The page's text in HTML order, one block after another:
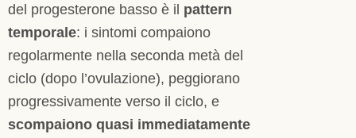
del progesterone basso è il pattern
temporale: i sintomi compaiono
regolarmente nella seconda metà del
ciclo (dopo l’ovulazione), peggiorano
progressivamente verso il ciclo, e
scompaiono quasi immediatamente